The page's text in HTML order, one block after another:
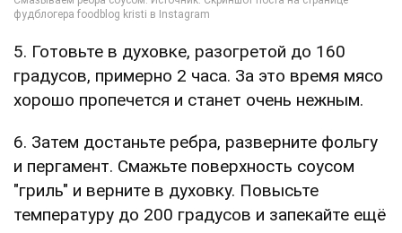
5. Готовьте в духовке, разогретой до 160
градусов, примерно 2 часа. За это время мясо
хорошо пропечется и станет очень нежным.
6. Затем достаньте ребра, разверните фольгу
и пергамент. Смажьте поверхность соусом
"гриль" и верните в духовку. Повысьте
температуру до 200 градусов и запекайте ещё